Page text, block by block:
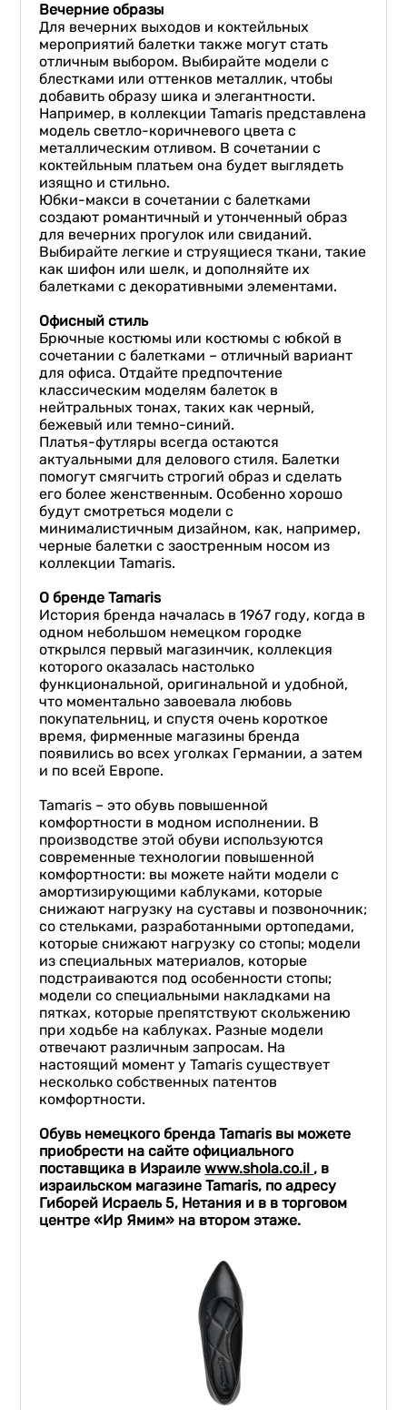
Вечерние образы
Для вечерних выходов и коктейльных
мероприятий балетки также могут стать
отличным выбором. Выбирайте модели с
блестками или оттенков металлик, чтобы
добавить образу шика и элегантности.
Например, в коллекции Tamaris представлена
модель светло-коричневого цвета с
металлическим отливом. В сочетании с
коктейльным платьем она будет выглядеть
изящно и стильно.
Юбки-макси в сочетании с балетками
создают романтичный и утонченный образ
для вечерних прогулок или свиданий.
Выбирайте легкие и струящиеся ткани, такие
как шифон или шелк, и дополняйте их
балетками с декоративными элементами.
Офисный стиль
Брючные костюмы или костюмы с юбкой в
сочетании с балетками – отличный вариант
для офиса. Отдайте предпочтение
классическим моделям балеток в
нейтральных тонах, таких как черный,
бежевый или темно-синий.
Платья-футляры всегда остаются
актуальными для делового стиля. Балетки
помогут смягчить строгий образ и сделать
его более женственным. Особенно хорошо
будут смотреться модели с
минималистичным дизайном, как, например,
черные балетки с заостренным носом из
коллекции Tamaris.
О брендеTamaris
История бренда началась в 1967 году, когда в
одном небольшом немецком городке
открылся первый магазинчик, коллекция
которого оказалась настолько
функциональной, оригинальной и удобной,
что моментально завоевала любовь
покупательниц, и спустя очень короткое
время, фирменные магазины бренда
появились во всех уголках Германии, а затем
и по всей Европе.
Tamaris – это обувь повышенной
комфортности в модном исполнении. В
производстве этой обуви используются
современные технологии повышенной
комфортности: вы можете найти модели с
амортизирующими каблуками, которые
снижают нагрузку на суставы и позвоночник;
со стельками, разработанными ортопедами,
которые снижают нагрузку со стопы; модели
из специальных материалов, которые
подстраиваются под особенности стопы;
модели со специальными накладками на
пятках, которые препятствуют скольжению
при ходьбе на каблуках. Разные модели
отвечают различным запросам. На
настоящий момент у Tamaris существует
несколько собственных патентов
комфортности.
Обувь немецкого брендаTamarisвы можете
приобрести на сайте официального
поставщика в Израилеwww.shola.co.il , в
израильском магазинеTamaris, по адресу
Гиборей Исраель 5, Нетания и в в торговом
центре «Ир Ямим» на втором этаже.